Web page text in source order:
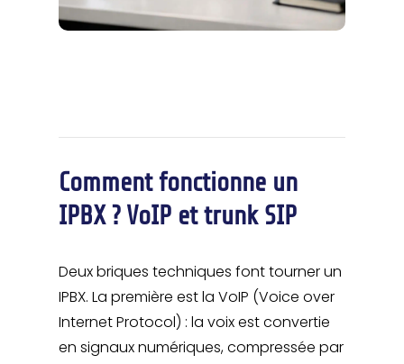
Comment fonctionne un
IPBX ? VoIP et trunk SIP
Deux briques techniques font tourner un
IPBX. La première est la VoIP (Voice over
Internet Protocol) : la voix est convertie
en signaux numériques, compressée par